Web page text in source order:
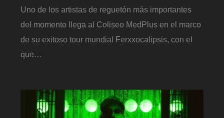
Uno de los artistas de reguetón más importantes
del momento llega al Coliseo MedPlus en el marco
de su exitoso tour mundial Ferxxocalipsis, con el
que…